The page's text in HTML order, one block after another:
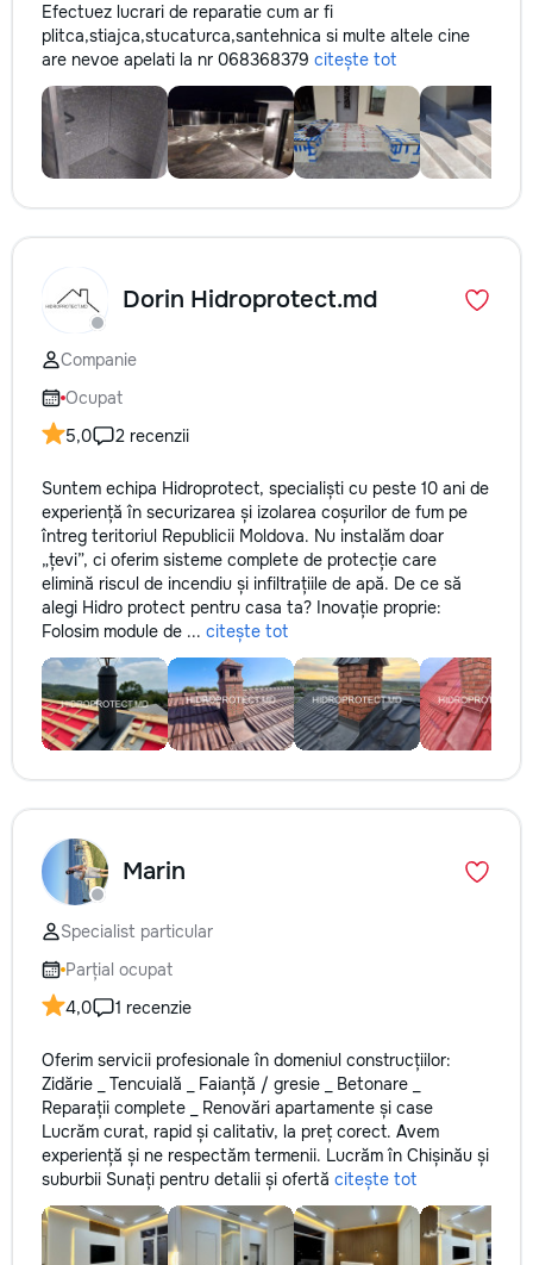
Efectuez lucrari de reparatie cum ar fi
plitca,stiajca,stucaturca,santehnica si multe altele cine
are nevoe apelati la nr 068368379 citește tot
Dorin Hidroprotect.md
Companie
Ocupat
5,0
2 recenzii
Suntem echipa Hidroprotect, specialiști cu peste 10 ani de
experiență în securizarea și izolarea coșurilor de fum pe
întreg teritoriul Republicii Moldova. Nu instalăm doar
„țevi”, ci oferim sisteme complete de protecție care
elimină riscul de incendiu și infiltrațiile de apă. De ce să
alegi Hidro protect pentru casa ta? Inovație proprie:
Folosim module de ... citește tot
Marin
Specialist particular
Parțial ocupat
4,0
1 recenzie
Oferim servicii profesionale în domeniul construcțiilor:
Zidărie _ Tencuială _ Faianță / gresie _ Betonare _
Reparații complete _ Renovări apartamente și case
Lucrăm curat, rapid și calitativ, la preț corect. Avem
experiență și ne respectăm termenii. Lucrăm în Chișinău și
suburbii Sunați pentru detalii și ofertă citește tot